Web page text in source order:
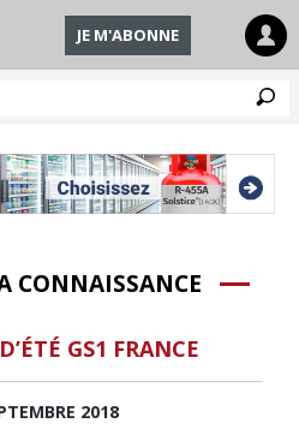
JE M'ABONNE
CONNAISSANCE
GS1 FRANCE
2018